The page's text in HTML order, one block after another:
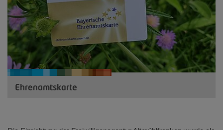
Ehrenamtskarte